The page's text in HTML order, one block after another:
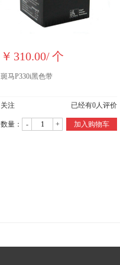
￥ 310.00/个
斑马P330i黑色带
关注 已经有0人评价
数量： - + 加入购物车